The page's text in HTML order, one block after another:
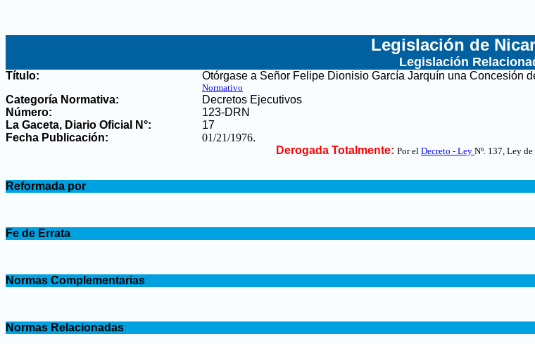
Legislación de
Legislación
Título: Otórgase a Señor Felipe Dionisio García Jarquín una Concesión
Normativo
Categoría Normativa:
Decretos Ejecutivos
Número:
123-DRN
La Gaceta, Diario Oficial N°:
17
Fecha Publicación:
01/21/1976.
Derogada Totalmente: Por el Decreto - Ley Nº. 137, Ley
Reformada por
Fe de Errata
Normas Complementarias
Normas Relacionadas